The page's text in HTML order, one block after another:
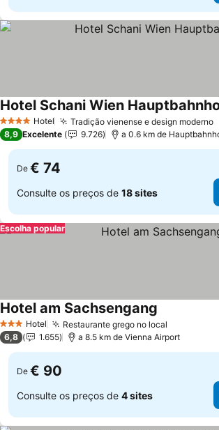
4 EstrelasHotel Tradição vienense e design moderno
Hotel Schani Wien
8,9 Excelente 9.726 a 0.6 km de
De € 74
Consulte os preços de 18 sites
Escolha popular
3 EstrelasHotel Restaurante grego no local
Hotel am Sachsengang
6,8 1.655 a 8.5 km de Vienna Airport
De € 90
Consulte os preços de 4 sites